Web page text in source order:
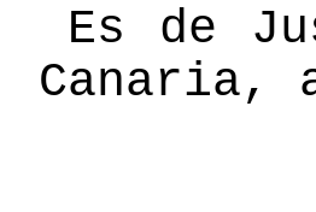
Es de
Canaria,